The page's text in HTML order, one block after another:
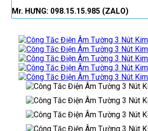
Mr. HƯNG: 098.15.15.985 (ZALO)